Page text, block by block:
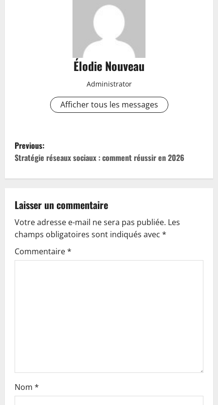
Élodie Nouveau
Administrator
Afficher tous les messages
P
o
s
t
n
a
v
i
o
Previous:
Stratégie réseaux sociaux : comment réussir en 2026
Laisser un commentaire
Votre adresse e-mail ne sera pas publiée. Les
champs obligatoires sont indiqués avec *
Commentaire*
Nom *